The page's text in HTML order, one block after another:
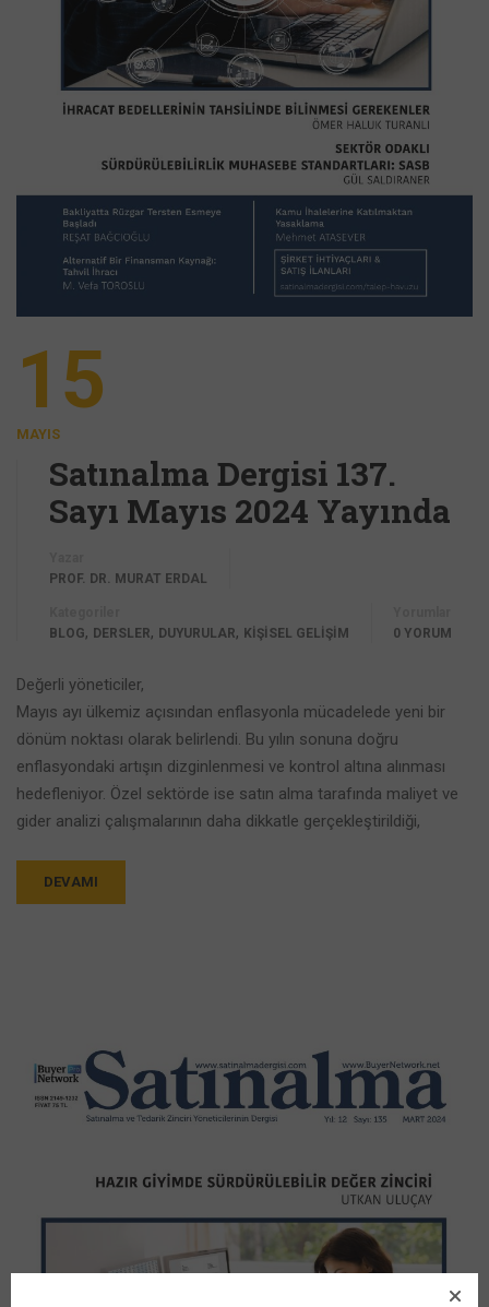
15
MAYIS
Satınalma Dergisi 137.
Sayı Mayıs 2024 Yayında
PROF. DR. MURAT ERDAL
BLOG, DERSLER, DUYURULAR, KİŞİSEL GELİŞİM
0 YORUM
Değerli yöneticiler,
Mayıs ayı ülkemiz açısından enflasyonla mücadelede yeni bir
dönüm noktası olarak belirlendi. Bu yılın sonuna doğru
enflasyondaki artışın dizginlenmesi ve kontrol altına alınması
hedefleniyor. Özel sektörde ise satın alma tarafında maliyet ve
gider analizi çalışmalarının daha dikkatle gerçekleştirildiği,
DEVAMI